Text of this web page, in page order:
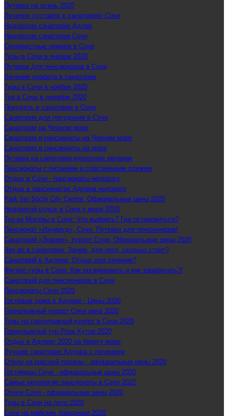
Путевки на осень 2020
Лечение суставов в санаториях Сочи
Недорогие санатории Адлер
Недорогие санатории Сочи
Одноместные номера в Сочи
Туры в Сочи в январе 2020
Путевки для пенсионеров в Сочи
Лечение диабета в санатории
Туры в Сочи в ноябре 2020
Тур в Сочи в декабре 2020
Похудеть в санатории в Сочи
Санатории для похудения в Сочи
Санатории на Черном море
Санатории и пансионаты на Черном море
Санатории и пансионаты на море
Путевки на санаторно-курортное лечение
Пансионаты с питанием и собственным пляжем
Отдых в Сочи - пансионаты недорого
Отдых в пансионатах Адлера недорого
Park Inn Sochi City Centre: Официальные цены 2020
Недорогой отдых в Сочи у моря 2020
Тур из Москвы в Сочи: Что выбрать? Где остановиться?
Пансионат «Изумруд», Сочи: Путевки для пенсионеров!
Санаторий «Знание», курорт Сочи: Официальные цены 2020
Чек-ап в санатории: Зачем, для чего, сколько стоит?
Санаторий в Адлере: Отдых или лечение?
Фитнес-туры в Сочи: Как организовать и как заработать?!
Санаторий для пенсионеров в Сочи
Пансионаты Сочи 2020
Гостевые дома в Адлере - Цены 2020
Горнолыжный курорт Сочи цена 2020
Туры на горнолыжный курорт в Сочи 2020
Горнолыжный тур Роза Хутор 2020
Отдых в Адлере 2020 на берегу моря
Лучшие санатории Адлера с лечением
Отели на красной поляны - официальные цены 2020
Гостиницы Сочи - официальные цены 2020
Самые недорогие пансионаты в Сочи 2022
Отели Сочи - официальные цены 2020
Туры в Сочи на лето 2020
Сочи на майские праздники 2020